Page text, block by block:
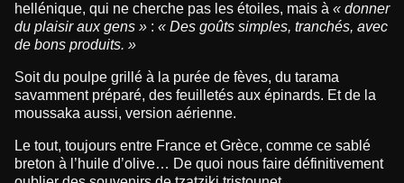
hellénique, qui ne cherche pas les étoiles, mais à « donner
du plaisir aux gens » : « Des goûts simples, tranchés, avec
de bons produits. »
Soit du poulpe grillé à la purée de fèves, du tarama
savamment préparé, des feuilletés aux épinards. Et de la
moussaka aussi, version aérienne.
Le tout, toujours entre France et Grèce, comme ce sablé
breton à l’huile d’olive… De quoi nous faire définitivement